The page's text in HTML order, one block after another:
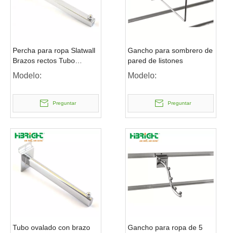
Percha para ropa Slatwall
Brazos rectos Tubo
cuadrado
Modelo:
Preguntar
Gancho para sombrero de
pared de listones
Modelo:
Preguntar
Tubo ovalado con brazo
Gancho para ropa de 5